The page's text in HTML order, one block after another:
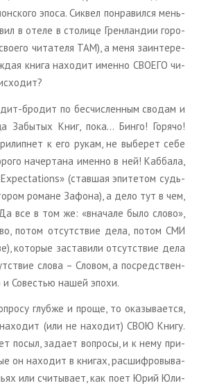
эпоса. Си­квел по­нра­вил­ся мень­
в отеле в сто­ли­це Грен­лан­дии го­ро­
чи­та­те­ля ТАМ), а меня за­ин­те­ре­
книга на­хо­дит имен­но СВО­Е­ГО чи­
бро­дит по бес­чис­лен­ным сво­дам и
За­бы­тых Книг, пока… Бинго! Го­ря­чо!
к его рукам, не вы­бе­рет себе
на­чер­та­на имен­но в ней! Каб­ба­ла,
(став­шая эпи­те­том судь­
ро­мане За­фо­на), а дело тут в чем,
все в том же: «вна­ча­ле было слово»,
потом от­сут­ствие дела, потом СМИ
ко­то­рые за­ста­ви­ли от­сут­ствие дела
слова – Сло­вом, а по­сред­ствен­
Со­ве­стью нашей эпохи.
глуб­же и проще, то ока­зы­ва­ет­ся,
(или не на­хо­дит) СВОЮ Книгу.
посыл, за­да­ет во­про­сы, и к нему при­
он на­хо­дит в кни­гах, рас­шиф­ро­вы­ва­
или счи­ты­ва­ет, как поет Юрий Юли­